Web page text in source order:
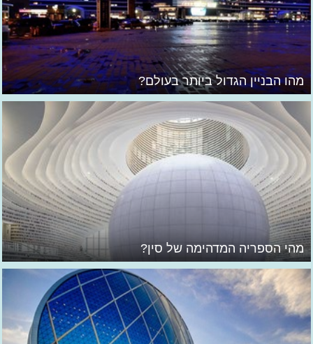
מהו הבניין הגדול ביותר בעולם?
מהי הספריה המדהימה של סין?